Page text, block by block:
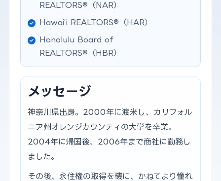
REALTORS®（NAR）
Hawai‘i REALTORS®（HAR）
Honolulu Board of
REALTORS®（HBR）
メッセージ
神奈川県出身。2000年に渡米し、カリフォル
ニア州オレンジカウンティの大学を卒業。
2004年に帰国後、2006年まで商社に勤務し
ました。
その後、永住権の取得を機に、かねてより憧れ